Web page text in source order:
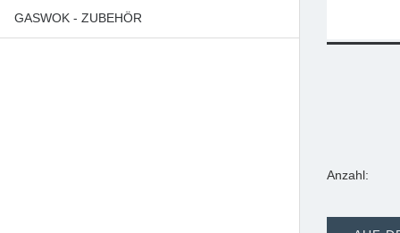
GUSSEISEN & ZUBEHÖR
GASWOK - ZUBEHÖR
Anzahl: